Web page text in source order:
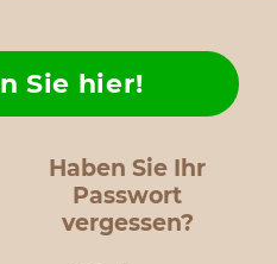
Haben Sie Ihr
Passwort
vergessen?
Sie hier!